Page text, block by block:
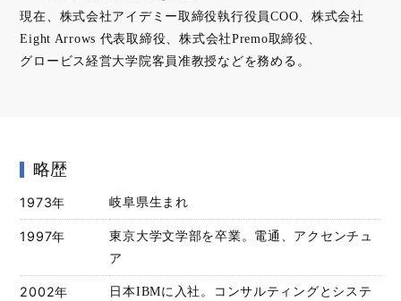
現在、株式会社アイデミー取締役執行役員COO、株式会社
Eight Arrows 代表取締役、株式会社Premo取締役、
グロービス経営大学院客員准教授などを務める。
略歴
1973年 岐阜県生まれ
1997年
東京大学文学部を卒業。電通、アクセンチュ
ア
2002年
日本IBMに入社。コンサルティングとシステ